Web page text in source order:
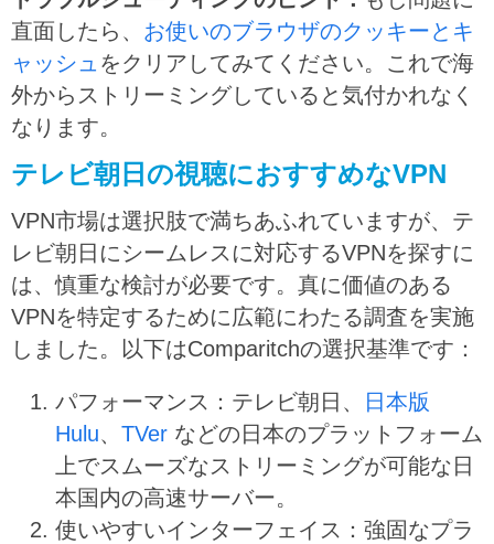
直面したら、 お使いのブラウザのクッキーとキ
ャッシュ をクリアしてみてください。 これで海
外からストリーミングしていると気付かれなく
なります。
テレビ朝日の視聴におすすめなVPN
VPN市場は選択肢で満ちあふれていますが、テ
レビ朝日にシームレスに対応するVPNを探すに
は、慎重な検討が必要です。真に価値のある
VPNを特定するために広範にわたる調査を実施
しました。以下はComparitchの選択基準です：
パフォーマンス： テレビ朝日、
日本版
Hulu、 TVer などの日本のプラットフォーム
上でスムーズなストリーミングが可能な日
本国内の高速サーバー。
使いやすいインターフェイス：強固なプラ